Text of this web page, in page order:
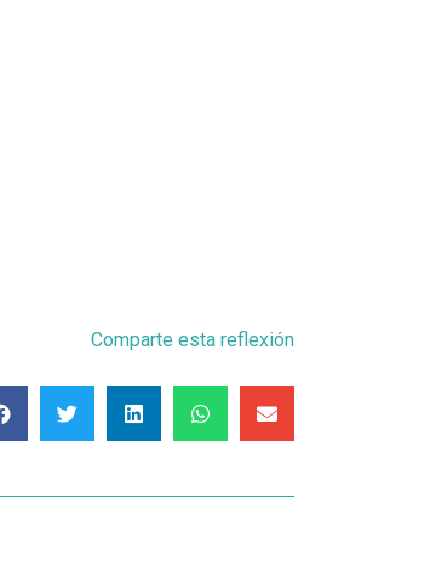
Comparte esta reflexión